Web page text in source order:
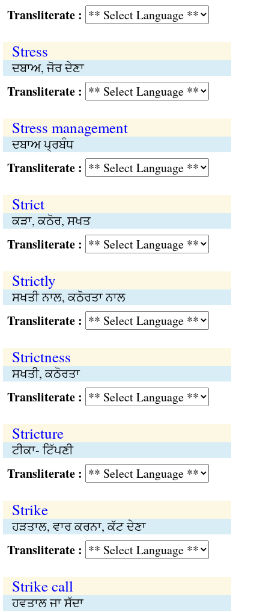
:
Stress
ਦਬਾਅ, ਜੋਰ ਦੇਣਾ
:
Stress management
ਦਬਾਅ ਪ੍ਰਬੰਧ
:
Strict
ਕੜਾ, ਕਠੋਰ, ਸਖਤ
:
Strictly
ਸਖਤੀ ਨਾਲ, ਕਠੋਰਤਾ ਨਾਲ
:
Strictness
ਸਖਤੀ, ਕਠੋਰਤਾ
:
Stricture
ਟੀਕਾ- ਟਿੱਪਣੀ
:
Strike
ਹੜਤਾਲ, ਵਾਰ ਕਰਨਾ, ਕੱਟ ਦੇਣਾ
:
Strike call
ਹਵਤਾਲ ਜਾ ਸੱਦਾ